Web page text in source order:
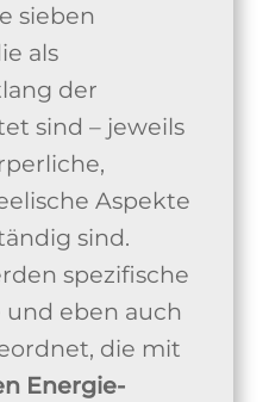
sieben
als
der
sind – jeweils
Aspekte
sind.
spezifische
und eben auch
die mit
Energie-